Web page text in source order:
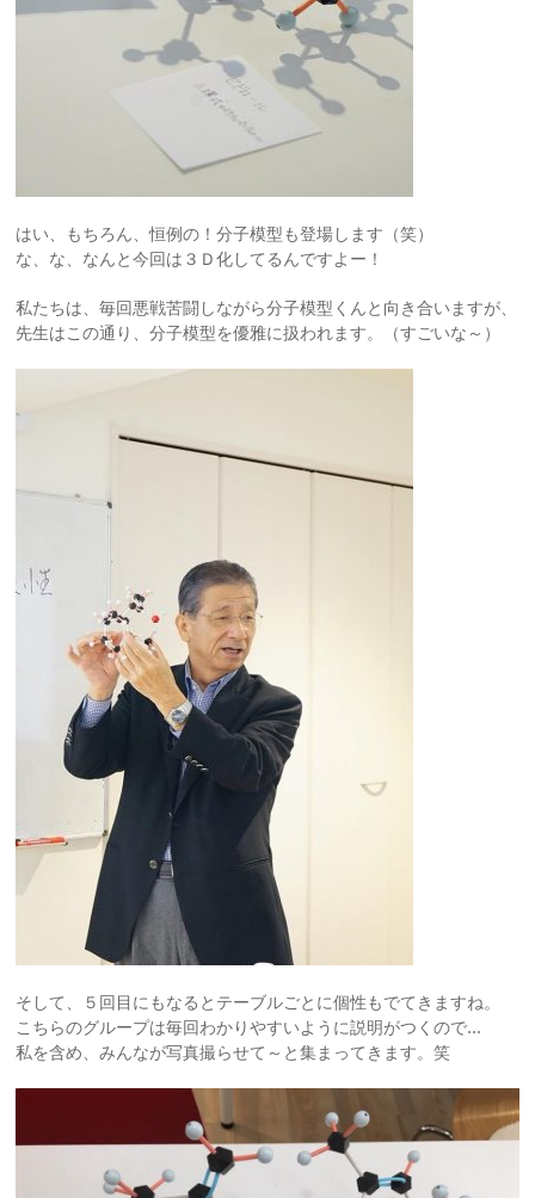
はい、もちろん、恒例の！分子模型も登場します（笑）
な、な、なんと今回は３Ｄ化してるんですよー！
私たちは、毎回悪戦苦闘しながら分子模型くんと向き合いますが、
先生はこの通り、分子模型を優雅に扱われます。（すごいな～）
そして、５回目にもなるとテーブルごとに個性もでてきますね。
こちらのグループは毎回わかりやすいように説明がつくので…
私を含め、みんなが写真撮らせて～と集まってきます。笑